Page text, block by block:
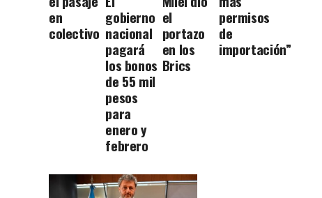
en
colectivo
gobierno
nacional
pagará
los bonos
de 55 mil
pesos
para
enero y
febrero
el
portazo
en los
Brics
permisos
de
importación”